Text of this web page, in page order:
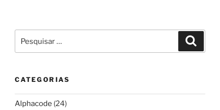
por:
CATEGORIAS
Alphacode (24)